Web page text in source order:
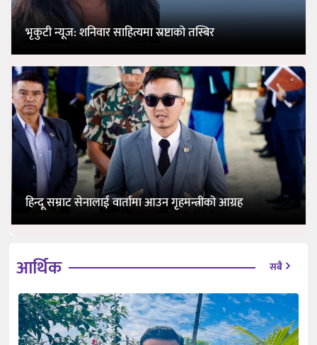
भृकुटी न्यूज: शनिवार साहित्यमा स्रष्टाको तस्बिर
हिन्दू सम्राट सेनालाई वार्तामा आउन गृहमन्त्रीको आग्रह
आर्थिक सबै